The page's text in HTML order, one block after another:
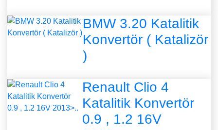
BMW 3.20 Katalitik
Konvertör ( Katalizör
)
Renault Clio 4
Katalitik Konvertör
0.9 , 1.2 16V